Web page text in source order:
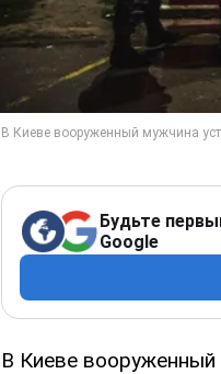
Будьте
Google
В Киеве